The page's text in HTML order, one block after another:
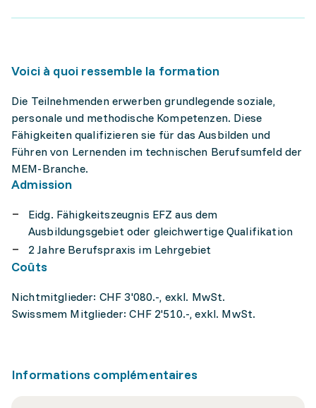
Voici à quoi ressemble la formation
Die Teilnehmenden erwerben grundlegende soziale,
personale und methodische Kompetenzen. Diese
Fähigkeiten qualifizieren sie für das Ausbilden und
Führen von Lernenden im technischen Berufsumfeld der
MEM-Branche.
Admission
Eidg. Fähigkeitszeugnis EFZ aus dem
Ausbildungsgebiet oder gleichwertige Qualifikation
2 Jahre Berufspraxis im Lehrgebiet
Coûts
Nichtmitglieder: CHF 3'080.-, exkl. MwSt.
Swissmem Mitglieder: CHF 2'510.-, exkl. MwSt.
Informations complémentaires